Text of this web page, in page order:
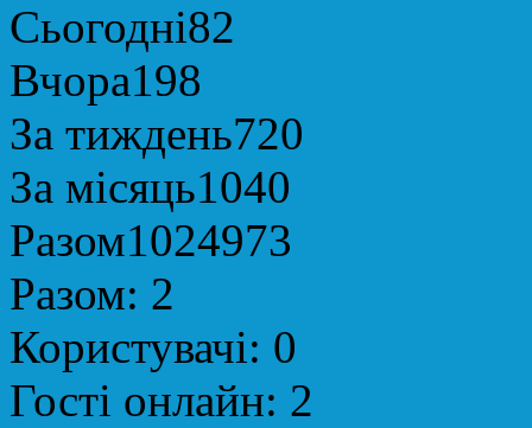
Сьогодні82
Вчора198
За тиждень720
За місяць1040
Разом1024973
Разом: 2
Користувачі: 0
Гості онлайн: 2